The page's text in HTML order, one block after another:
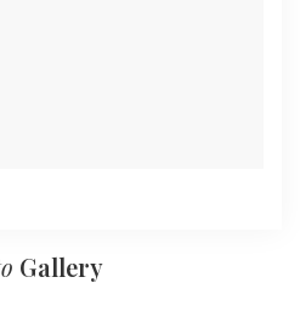
Gallery